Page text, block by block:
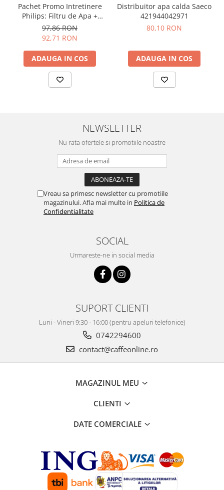
Pachet Promo Intretinere
Philips: Filtru de Apa +
Decalcifiant 250ml
97,86 RON
92,71 RON
ADAUGA IN COS
Distribuitor apa calda Saeco
421944042971
80,10 RON
ADAUGA IN COS
NEWSLETTER
Nu rata ofertele si promotiile noastre
Vreau sa primesc newsletter cu promotiile
magazinului. Afla mai multe in Politica de
Confidentialitate
SOCIAL
Urmareste-ne in social media
SUPORT CLIENTI
Luni - Vineri 9:30 - 16:00 (pentru apeluri telefonice)
0742294600
contact@caffeonline.ro
MAGAZINUL MEU
CLIENTI
DATE COMERCIALE